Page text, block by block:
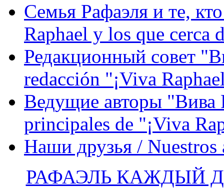
Семья Рафаэля и те,
Raphael y los que cerca
Редакционный совет
redacción "¡Viva
Ведущие авторы "Вива
principales de "¡Viva
Наши друзья / Nuestros
РАФАЭЛЬ КАЖДЫЙ